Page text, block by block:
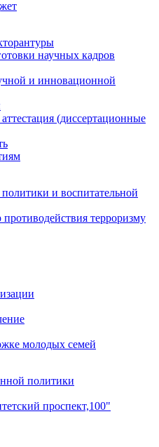
научных кадров
и инновационной
(диссертационные
и воспитательной
терроризму
молодых семей
политики
проспект,100"